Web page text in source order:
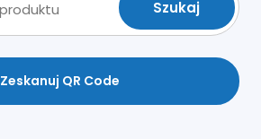
Zeskanuj QR Code